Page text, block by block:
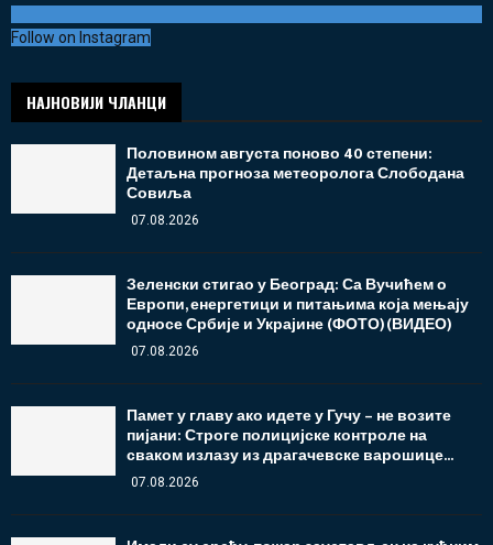
Follow on Instagram
НАЈНОВИЈИ ЧЛАНЦИ
Половином августа поново 40 степени:
Детаљна прогноза метеоролога Слободана
Совиља
07.08.2026
Зеленски стигао у Београд: Са Вучићем о
Европи, енергетици и питањима која мењају
односе Србије и Украјине (ФОТО)(ВИДЕО)
07.08.2026
Памет у главу ако идете у Гучу – не возите
пијани: Строге полицијске контроле на
сваком излазу из драгачевске варошице...
07.08.2026